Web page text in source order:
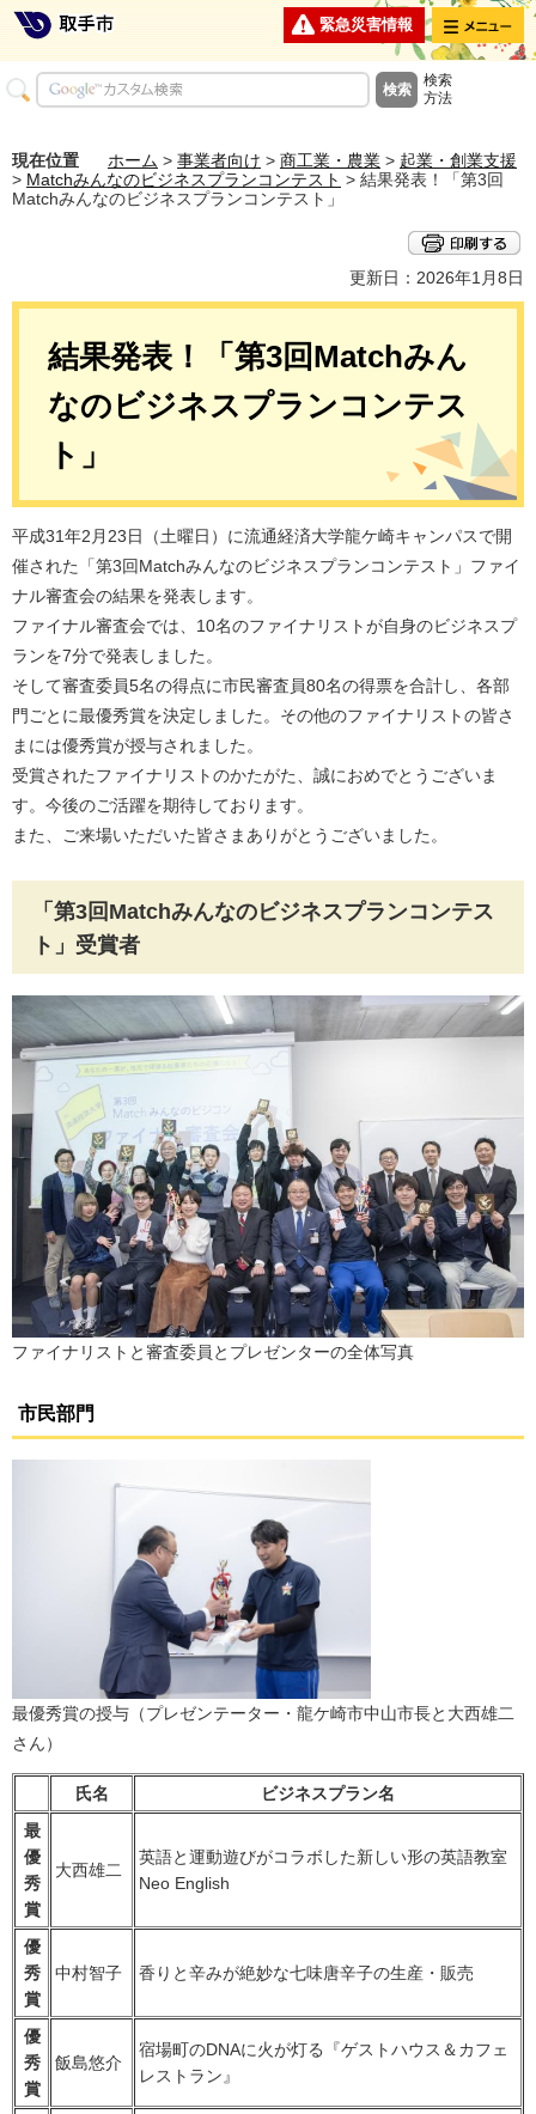
緊急災害情報 メニュー
検索
方法
現在位置 ホーム > 事業者向け > 商工業・農業 > 起業・創業支援
> Matchみんなのビジネスプランコンテスト > 結果発表！「第3回
Matchみんなのビジネスプランコンテスト」
更新日：2026年1月8日
結果発表！「第3回Matchみん
なのビジネスプランコンテス
ト」
平成31年2月23日（土曜日）に流通経済大学龍ケ崎キャンパスで開
催された「第3回Matchみんなのビジネスプランコンテスト」ファイ
ナル審査会の結果を発表します。
ファイナル審査会では、10名のファイナリストが自身のビジネスプ
ランを7分で発表しました。
そして審査委員5名の得点に市民審査員80名の得票を合計し、各部
門ごとに最優秀賞を決定しました。その他のファイナリストの皆さ
まには優秀賞が授与されました。
受賞されたファイナリストのかたがた、誠におめでとうございま
す。今後のご活躍を期待しております。
また、ご来場いただいた皆さまありがとうございました。
「第3回Matchみんなのビジネスプランコンテス
ト」受賞者
ファイナリストと審査委員とプレゼンターの全体写真
市民部門
最優秀賞の授与（プレゼンテーター・龍ケ崎市中山市長と大西雄二
さん）
氏名
ビジネスプラン名
最
優
秀
賞
大西雄二
英語と運動遊びがコラボした新しい形の英語教室
Neo English
優
秀
賞
中村智子 香りと辛みが絶妙な七味唐辛子の生産・販売
優
秀
賞
飯島悠介
宿場町のDNAに火が灯る『ゲストハウス＆カフェ
レストラン』